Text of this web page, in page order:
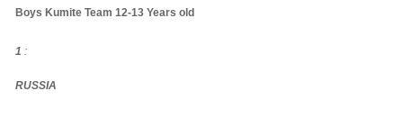
Boys Kumite Team 12-13 Years old
1 :
RUSSIA